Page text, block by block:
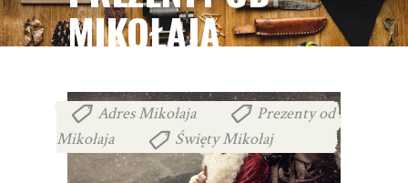
MIKOŁAJA
Adres Mikołaja
Prezenty od
Mikołaja
Święty Mikołaj